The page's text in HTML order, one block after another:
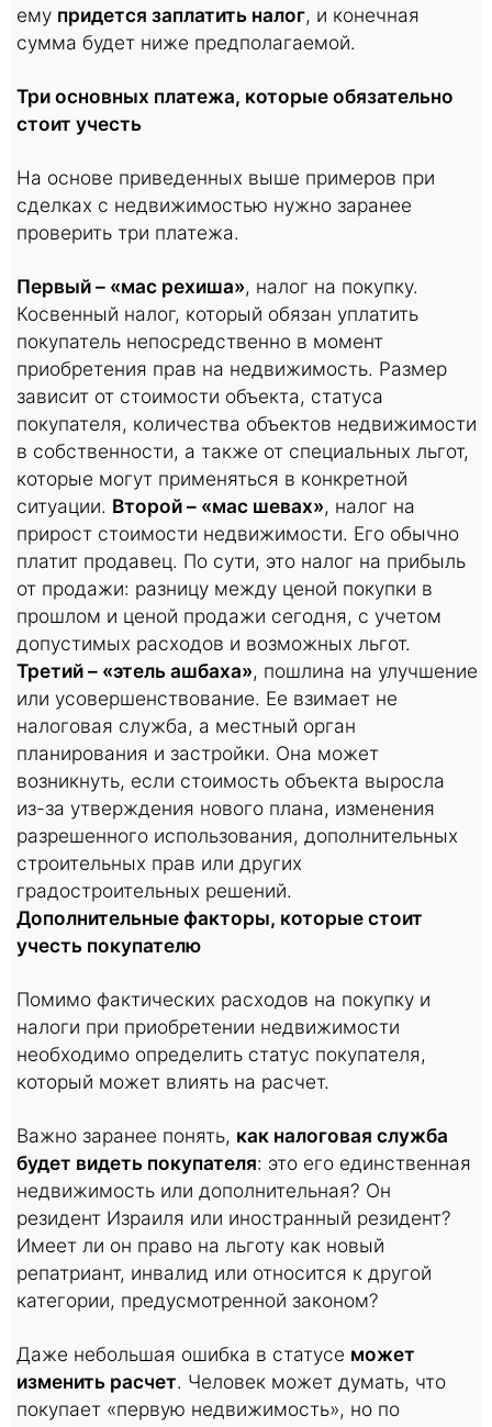
ему придется заплатить налог, и конечная
сумма будет ниже предполагаемой.
Три основных платежа, которые обязательно
стоит учесть
На основе приведенных выше примеров при
сделках с недвижимостью нужно заранее
проверить три платежа.
Первый – «мас рехиша», налог на покупку.
Косвенный налог, который обязан уплатить
покупатель непосредственно в момент
приобретения прав на недвижимость. Размер
зависит от стоимости объекта, статуса
покупателя, количества объектов недвижимости
в собственности, а также от специальных льгот,
которые могут применяться в конкретной
ситуации. Второй – «мас шевах», налог на
прирост стоимости недвижимости. Его обычно
платит продавец. По сути, это налог на прибыль
от продажи: разницу между ценой покупки в
прошлом и ценой продажи сегодня, с учетом
допустимых расходов и возможных льгот.
Третий – «этель ашбаха», пошлина на улучшение
или усовершенствование. Ее взимает не
налоговая служба, а местный орган
планирования и застройки. Она может
возникнуть, если стоимость объекта выросла
из-за утверждения нового плана, изменения
разрешенного использования, дополнительных
строительных прав или других
градостроительных решений.
Дополнительные факторы, которые стоит
учесть покупателю
Помимо фактических расходов на покупку и
налоги при приобретении недвижимости
необходимо определить статус покупателя,
который может влиять на расчет.
Важно заранее понять, как налоговая служба
будет видеть покупателя: это его единственная
недвижимость или дополнительная? Он
резидент Израиля или иностранный резидент?
Имеет ли он право на льготу как новый
репатриант, инвалид или относится к другой
категории, предусмотренной законом?
Даже небольшая ошибка в статусе может
изменить расчет. Человек может думать, что
покупает «первую недвижимость», но по